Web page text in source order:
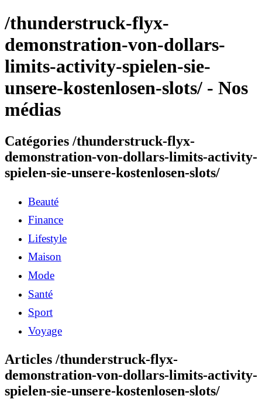
/thunderstruck-flyx-
demonstration-von-dollars-
limits-activity-spielen-sie-
unsere-kostenlosen-slots/ - Nos
médias
Catégories /thunderstruck-flyx-
demonstration-von-dollars-limits-activity-
spielen-sie-unsere-kostenlosen-slots/
Beauté
Finance
Lifestyle
Maison
Mode
Santé
Sport
Voyage
Articles /thunderstruck-flyx-
demonstration-von-dollars-limits-activity-
spielen-sie-unsere-kostenlosen-slots/